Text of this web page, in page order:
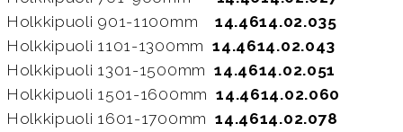
Holkkipuoli 901-1100mm 14.4614.02.035
Holkkipuoli 1101-1300mm14.4614.02.043
Holkkipuoli 1301-1500mm14.4614.02.051
Holkkipuoli 1501-1600mm14.4614.02.060
Holkkipuoli 1601-1700mm14.4614.02.078